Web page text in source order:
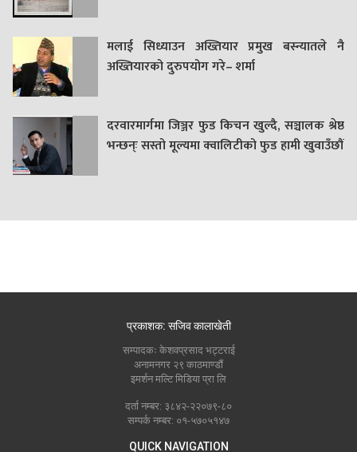
मलाई सिध्याउन अख्तियार प्रमुख बस्न्यातले नै
अख्तियारको दुरुपयोग गरे– शर्मा
दरवारमार्गमा जिञ्जर फुड किचन खुल्दै, सञ्चालक श्रेष्ठ
भन्छन्ः सस्तो मूल्यमा क्वालिटीको फुड हामी खुवाउँछौं
प्रकाशक: सजिव कालाखेती
सम्पादकः केशवप्रसाद भट्टराई
अनामनगर २९ काठमाण्डौं
इमर्शन मल्टि मिडिया प्रा लि
दर्ता नम्बर: ३८४२-२२०७९-८०
सम्पर्क नम्बर: ०१-५७०५१४७
QUICK NAVIGATION